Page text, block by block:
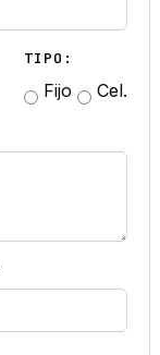
TIPO:
Fijo Cel.